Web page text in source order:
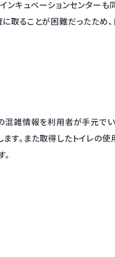
インキュベーションセンター
取ることが困難だったため
混雑情報を利用者が手元でい
す。また取得したトイレの